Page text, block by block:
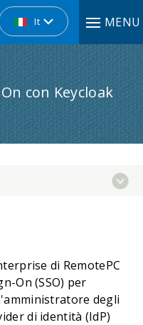
It MENU
con Keycloak
di RemotePC
On (SSO) per
degli
di identità (IdP)